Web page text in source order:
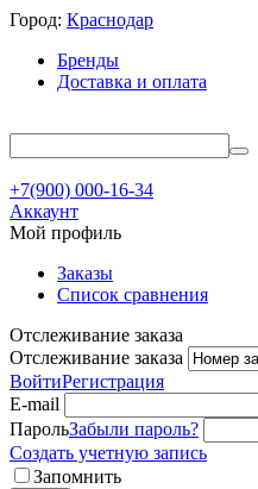
Город: Краснодар
Бренды
Доставка и оплата
+7(900) 000-16-34
Аккаунт
Мой профиль
Заказы
Список сравнения
Отслеживание заказа
Отслеживание заказа
ВойтиРегистрация
E-mail
ПарольЗабыли пароль?
Создать учетную запись
Запомнить